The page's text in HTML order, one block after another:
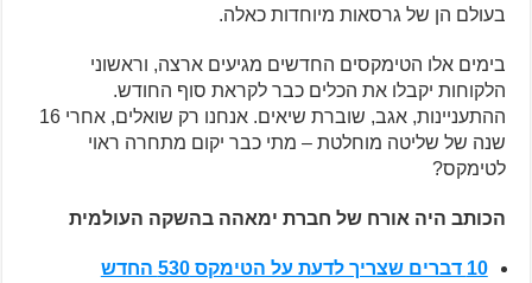
בעולם הן של גרסאות מיוחדות כאלה.
בימים אלו הטימקסים החדשים מגיעים ארצה, וראשוני
הלקוחות יקבלו את הכלים כבר לקראת סוף החודש.
ההתעניינות, אגב, שוברת שיאים. אנחנו רק שואלים, אחרי 16
שנה של שליטה מוחלטת – מתי כבר יקום מתחרה ראוי
לטימקס?
הכותב היה אורח של חברת ימאהה בהשקה העולמית
10 דברים שצריך לדעת על הטימקס 530 החדש